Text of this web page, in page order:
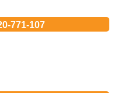
771-107